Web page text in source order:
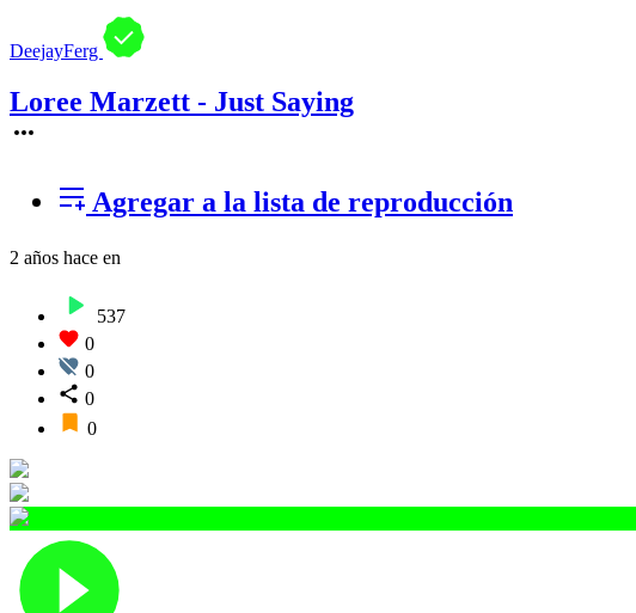
DeejayFerg
Loree Marzett - Just Saying
Agregar a la lista de reproducción
2 años hace en
537
0
0
0
0